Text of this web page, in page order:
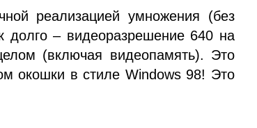
реализацией умножения (без
– видеоразрешение 640 на
(включая видеопамять). Это
окошки в стиле Windows 98! Это